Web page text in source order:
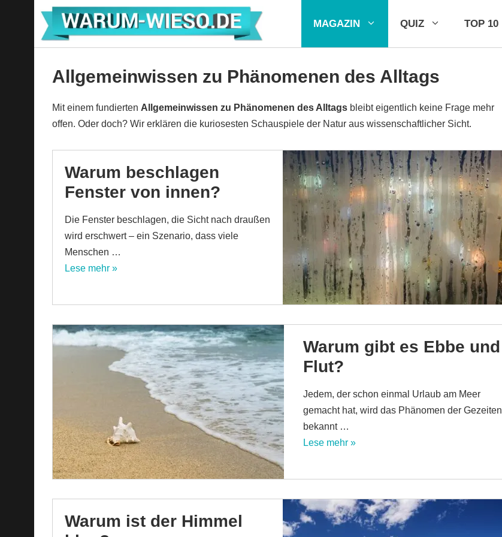
MAGAZIN QUIZ TOP 10
Allgemeinwissen zu Phänomenen des Alltags
Mit einem fundierten Allgemeinwissen zu Phänomenen des Alltags bleibt eigentlich keine Frage mehr
offen. Oder doch? Wir erklären die kuriosesten Schauspiele der Natur aus wissenschaftlicher Sicht.
Warum beschlagen
Fenster von innen?
Die Fenster beschlagen, die Sicht nach draußen
wird erschwert – ein Szenario, dass viele
Menschen …
Lese mehr »
Warum gibt es Ebbe und
Flut?
Jedem, der schon einmal Urlaub am Meer
gemacht hat, wird das Phänomen der Gezeiten
bekannt …
Lese mehr »
Warum ist der Himmel